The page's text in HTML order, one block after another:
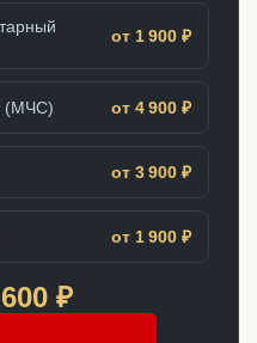
от 1 900 ₽
(МЧС) от 4 900 ₽
от 3 900 ₽
от 1 900 ₽
₽